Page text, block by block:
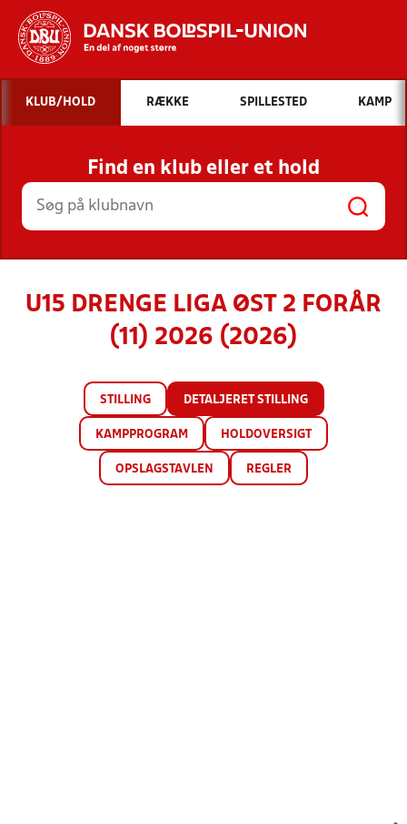
Hvad vil du søge efter?
INDHOLD OG NYHEDER
STILLINGER, RESULTATER, KLUBBER OG
HOLD
KLUB/HOLD RÆKKE SPILLESTED KAMP
Find en klub eller et hold
U15 DRENGE LIGA ØST 2 FORÅR
(11) 2026 (2026)
STILLING DETALJERET STILLING
KAMPPROGRAM HOLDOVERSIGT
OPSLAGSTAVLEN REGLER